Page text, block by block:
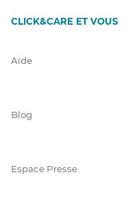
CLICK&CARE ET VOUS
Aide
Blog
Espace Presse